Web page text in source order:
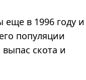
еще в 1996 году и
популяции
скота и